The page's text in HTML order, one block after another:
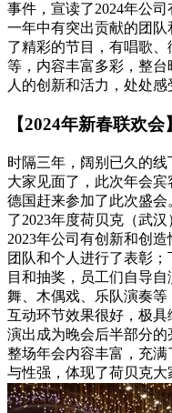
事件，宣读了2024年公
一年中有突出贡献的团
了精彩的节目，有唱歌
等，内容丰富多彩，整
人的创新和活力，处处感
【2024年新春联欢会】
时隔三年，阔别已久的线
大家见面了，此次年会宾
德国赶来参加了此次盛
了2023年度荷贝克（武
2023年公司有创新和创
团队和个人进行了表彰
目和抽奖，员工们自导
舞、木偶戏、乐队演奏
互动环节效果很好，极
演出成为晚会后半部分的
整场年会内容丰富，充
与性强，体现了荷贝克大